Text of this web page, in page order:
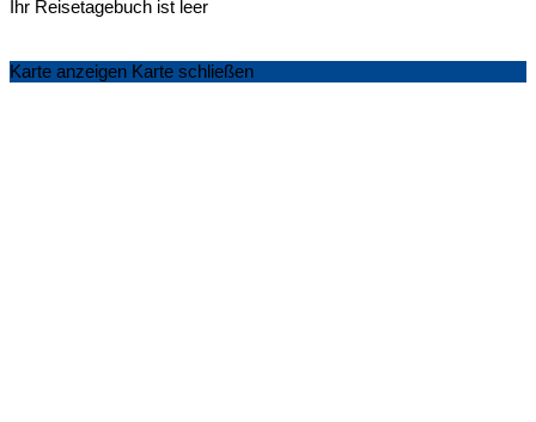
Ihr Reisetagebuch ist leer
Karte anzeigen Karte schließen